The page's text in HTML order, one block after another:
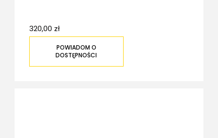
320,00 zł
POWIADOM O
DOSTĘPNOŚCI